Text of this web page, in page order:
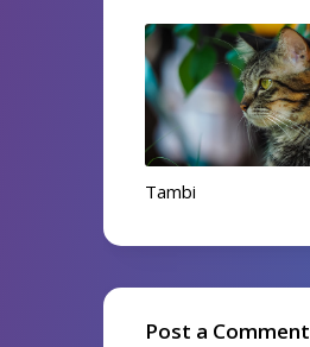
Tambi
Post a Comment